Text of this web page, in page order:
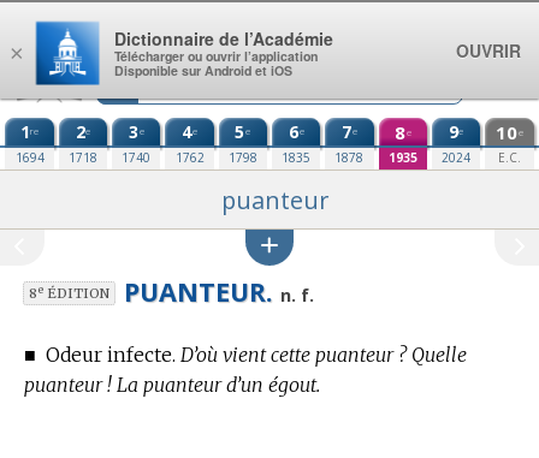
Aller au contenu
1re
1694
2e
1718
3e
1740
4e
1762
5e
1798
6e
1835
7e
1878
8e
1935
9e
2024
10e
E.C.
puanteur
8eÉDITION PUANTEUR. n. f.
■ Odeur infecte. D’où vient cette puanteur ? Quelle
puanteur ! La puanteur d’un égout.
×
Dictionnaire de l’Académie
Télécharger ou ouvrir l’application
Disponible sur Android et iOS
OUVRIR